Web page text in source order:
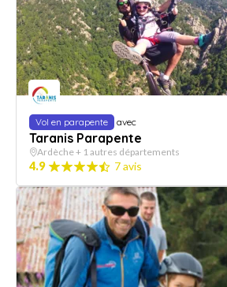
Vol en parapente avec
Taranis Parapente
Ardèche + 1 autres départements
4.9 7 avis